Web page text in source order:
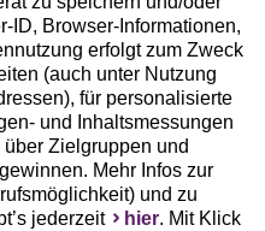
ID, Browser-Informationen,
erfolgt zum Zweck
(auch unter Nutzung
für personalisierte
und Inhaltsmessungen
Zielgruppen und
Mehr Infos zur
und zu
jederzeit
hier. Mit Klick